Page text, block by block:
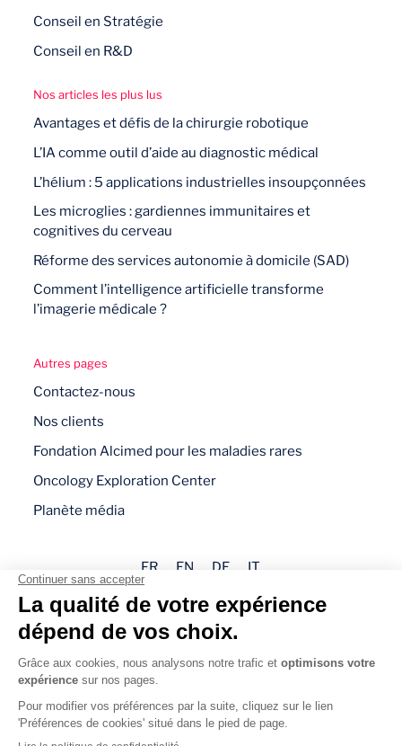
Conseil en Stratégie
Conseil en R&D
Nos articles les plus lus
Avantages et défis de la chirurgie robotique
L’IA comme outil d’aide au diagnostic médical
L’hélium : 5 applications industrielles insoupçonnées
Les microglies : gardiennes immunitaires et
cognitives du cerveau
Réforme des services autonomie à domicile (SAD)
Comment l’intelligence artificielle transforme
l’imagerie médicale ?
Autres pages
Contactez-nous
Nos clients
Fondation Alcimed pour les maladies rares
Oncology Exploration Center
Planète média
FR EN DE IT
Mentions légales
Politique de confidentialité
Gestion des cookies